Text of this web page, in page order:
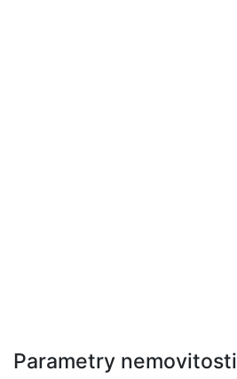
Parametry nemovitosti